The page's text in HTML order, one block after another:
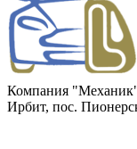
Компания
Ирбит, пос.